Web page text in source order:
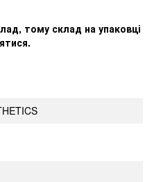
тому склад на упаковці